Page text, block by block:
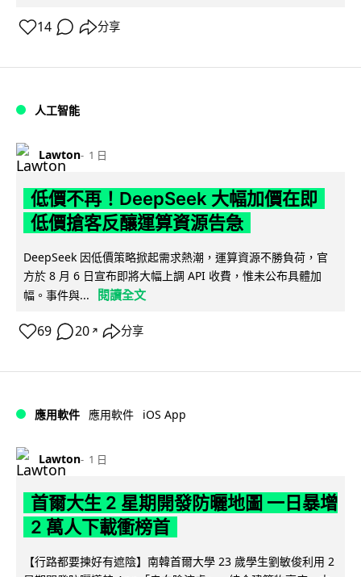
14 分享
人工智能
Lawton 1 日
低價不再！DeepSeek 大幅加價在即
低價搶客反釀運算資源告急
DeepSeek 因低價策略掀起需求熱潮，運算資源不勝負荷，官
方於 8 月 6 日宣布即將大幅上調 API 收費，惟未公布具體加
幅。事件與...
閱讀全文
69 20 ↗ 分享
應用軟件 應用軟件 iOS App
Lawton 1 日
首爾大生 2 星期開發防曬地圖 一日暴增
2 萬人下載衝榜首
【行路都要揀好有遮陰】南韓首爾大學 23 歲學生劉敏俊利用 2